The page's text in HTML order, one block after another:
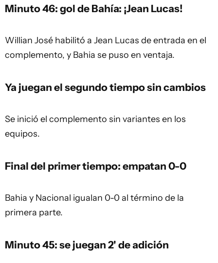
Minuto 46: gol de Bahía: ¡Jean Lucas!
Willian José habilitó a Jean Lucas de entrada en el
complemento, y Bahia se puso en ventaja.
Ya juegan el segundo tiempo sin cambios
Se inició el complemento sin variantes en los
equipos.
Final del primer tiempo: empatan 0-0
Bahia y Nacional igualan 0-0 al término de la
primera parte.
Minuto 45: se juegan 2' de adición